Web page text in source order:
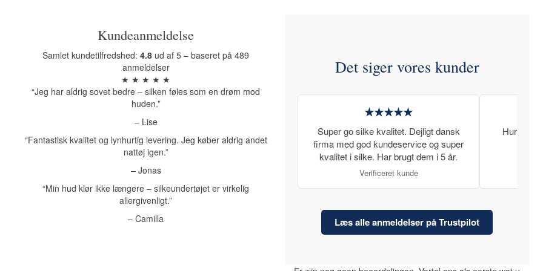
Kundeanmeldelse
Samlet kundetilfredshed:4.8 ud af 5 – baseret på 489
anmeldelser
★ ★ ★ ★ ★
“Jeg har aldrig sovet bedre – silken føles som en drøm mod
huden.”
– Lise
“Fantastisk kvalitet og lynhurtig levering. Jeg køber aldrig andet
nattøj igen.”
– Jonas
“Min hud klør ikke længere – silkeundertøjet er virkelig
allergivenligt.”
– Camilla
Det siger vores kunder
★★★★★
Super go silke kvalitet. Dejligt dansk
firma med god kundeservice og super
kvalitet i silke. Har brugt dem i 5 år.
Verificeret kunde
Hurtig
Læs alle anmeldelser på Trustpilot